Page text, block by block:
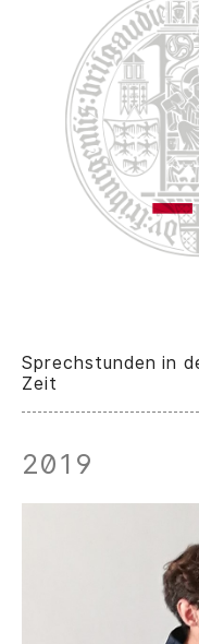
Sprechstunden in
Zeit
2019